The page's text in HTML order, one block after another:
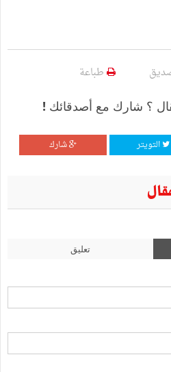
طباعة
؟ شارك مع أصدقائك !
التويتر شارك
تعليق